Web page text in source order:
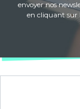
envoyer nos
en cliquant sur